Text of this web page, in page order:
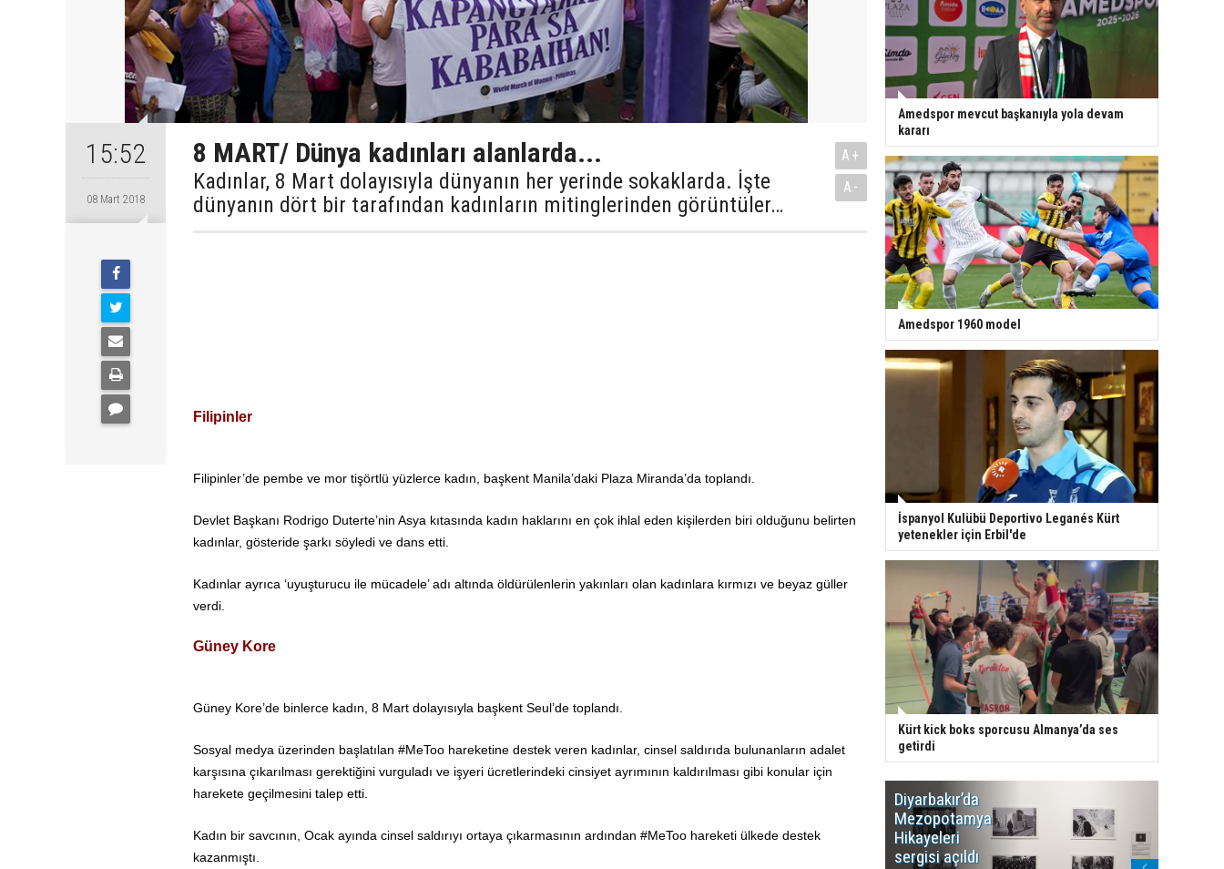
15:52
08 Mart 2018
8 MART/ Dünya kadınları alanlarda...
Kadınlar, 8 Mart dolayısıyla dünyanın her yerinde sokaklarda. İşte
dünyanın dört bir tarafından kadınların mitinglerinden görüntüler…
A+
A-
Filipinler
Filipinler’de pembe ve mor tişörtlü yüzlerce kadın, başkent Manila’daki Plaza Miranda’da toplandı.
Devlet Başkanı Rodrigo Duterte’nin Asya kıtasında kadın haklarını en çok ihlal eden kişilerden biri olduğunu belirten
kadınlar, gösteride şarkı söyledi ve dans etti.
Kadınlar ayrıca ‘uyuşturucu ile mücadele’ adı altında öldürülenlerin yakınları olan kadınlara kırmızı ve beyaz güller
verdi.
Güney Kore
Güney Kore’de binlerce kadın, 8 Mart dolayısıyla başkent Seul’de toplandı.
Sosyal medya üzerinden başlatılan #MeToo hareketine destek veren kadınlar, cinsel saldırıda bulunanların adalet
karşısına çıkarılması gerektiğini vurguladı ve işyeri ücretlerindeki cinsiyet ayrımının kaldırılması gibi konular için
harekete geçilmesini talep etti.
Kadın bir savcının, Ocak ayında cinsel saldırıyı ortaya çıkarmasının ardından #MeToo hareketi ülkede destek
kazanmıştı.
Amedspor mevcut başkanıyla yola devam
kararı
Amedspor 1960 model
İspanyol Kulübü Deportivo Leganés Kürt
yetenekler için Erbil'de
Kürt kick boks sporcusu Almanya’da ses
getirdi
Diyarbakır’da
Mezopotamya
Hikayeleri
sergisi açıldı